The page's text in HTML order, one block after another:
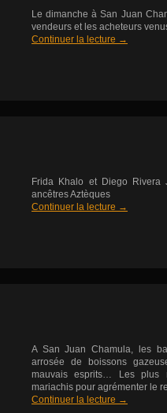
Le dimanche à San Juan
vendeurs et les acheteurs
Continuer la lecture →
Frida Khalo et Diego
ancêtres Aztèques
Continuer la lecture →
A San Juan Chamula, les
arrosée de boissons
mauvais esprits… Les plus
mariachis pour agrémenter le
Continuer la lecture →